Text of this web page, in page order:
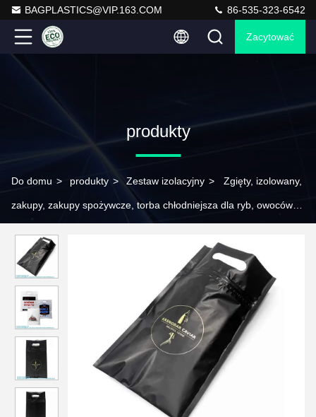
BAGPLASTICS@VIP.163.COM 86-535-323-6542
Zacytować
produkty
Do domu > produkty > Zestaw izolacyjny > Zgięty, izolowany,
zakupy, zakupy spożywcze, torba chłodniejsza dla ryb, owoców